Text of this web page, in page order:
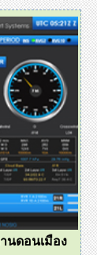
นดอนเมือง